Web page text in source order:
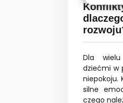
Dla
dziećmi w
niepokoju.
silne
czego